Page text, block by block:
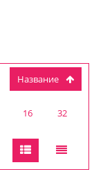
Название
16 32